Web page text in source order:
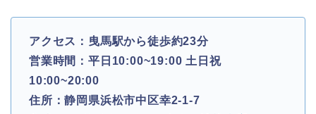
アクセス：曳馬駅から徒歩約23分
営業時間：平日10:00~19:00 土日祝
10:00~20:00
住所：静岡県浜松市中区幸2-1-7